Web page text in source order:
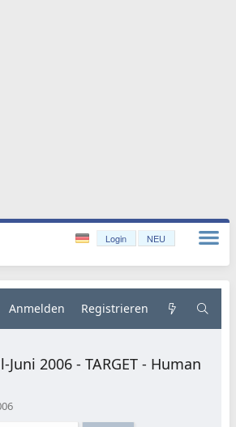
Login NEU
Anmelden Registrieren
Juni 2006 - TARGET - Human